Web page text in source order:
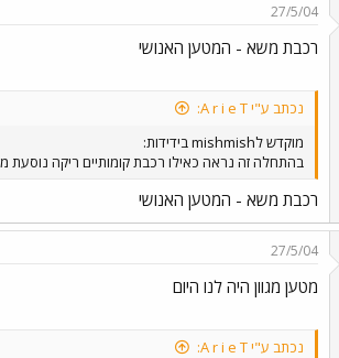
27/5/04
רכבת משא - המטען האנושי
נכתב ע"י A r i e T:
מוקדש לmishmish בידידות:
בהתחלה זה נראה כאילו רכבת קומותיים ריקה
רכבת משא - המטען האנושי
27/5/04
מטען מגוון היה לנו היום
נכתב ע"י A r i e T: